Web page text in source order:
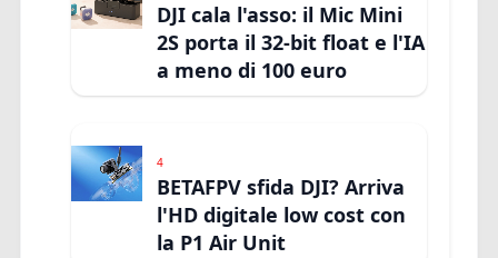
DJI cala l'asso: il Mic Mini
2S porta il 32-bit float e l'IA
a meno di 100 euro
4
BETAFPV sfida DJI? Arriva
l'HD digitale low cost con
la P1 Air Unit